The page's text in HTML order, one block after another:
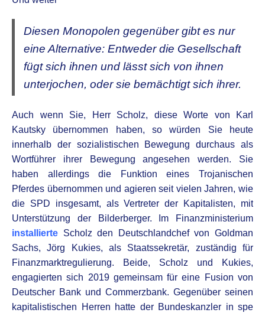
Diesen Monopolen gegenüber gibt es nur
eine Alternative: Entweder die Gesellschaft
fügt sich ihnen und lässt sich von ihnen
unterjochen, oder sie bemächtigt sich ihrer.
Auch wenn Sie, Herr Scholz, diese Worte von Karl
Kautsky übernommen haben, so würden Sie heute
innerhalb der sozialistischen Bewegung durchaus als
Wortführer ihrer Bewegung angesehen werden. Sie
haben allerdings die Funktion eines Trojanischen
Pferdes übernommen und agieren seit vielen Jahren, wie
die SPD insgesamt, als Vertreter der Kapitalisten, mit
Unterstützung der Bilderberger. Im Finanzministerium
installierte Scholz den Deutschlandchef von Goldman
Sachs, Jörg Kukies, als Staatssekretär, zuständig für
Finanzmarktregulierung. Beide, Scholz und Kukies,
engagierten sich 2019 gemeinsam für eine Fusion von
Deutscher Bank und Commerzbank. Gegenüber seinen
kapitalistischen Herren hatte der Bundeskanzler in spe